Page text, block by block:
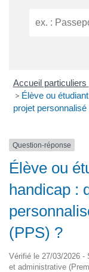
Accueil particuliers
> Élève ou
projet
Question-réponse
Élève ou
handicap :
(PPS) ?
Vérifié le 27/03/2026 -
et administrative